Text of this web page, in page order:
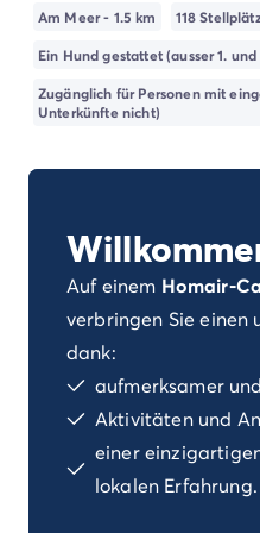
Campingplatz Kvarner
Campingplatz Aquitaine
Campingplatz Dordogne
Campingplatz Gironde
Campingplatz Lacanau
Campingplatz Hossegor
Campingplatz Bretagne
Campingplatz Elsass
Campingplatz Korsika
Campingplatz Languedoc
Campingplatz Normandie
Campingplatz Pays de la
Campingplatz Vendée
Campingplatz Rhône-
Campingplatz Ardèche
Am Meer - 1.5 km
118
Ein Hund gestattet (ausser 1.
Zugänglich für Personen mit
Unterkünfte nicht)
Auf einem Homair-
verbringen Sie einen
dank:
aufmerksamer
Aktivitäten und
einer
lokalen Erfahrung.